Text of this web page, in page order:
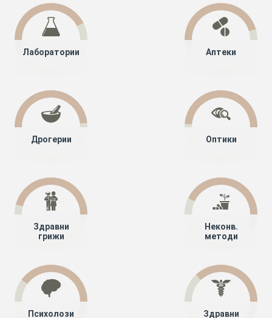
Лаборатории Аптеки
Дрогерии Оптики
Здравни
грижи
Неконв.
методи
Психолози
Здравни